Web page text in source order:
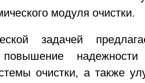
модуля очистки.
задачей
повышение
очистки, а также